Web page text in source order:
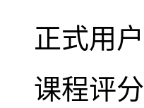
正式用户
课程评分